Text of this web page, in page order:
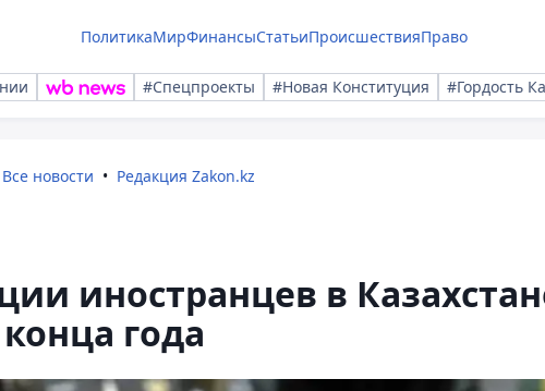
ПолитикаМирФинансыСтатьиПроисшествияПраво
#Спецпроекты #Новая Конституция #Гордость
Все новости Редакция Zakon.kz
иностранцев в
года